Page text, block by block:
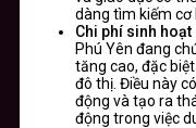
dàng tìm kiếm cơ
Chi phí sinh hoạt
Phú Yên đang
tăng cao, đặc
đô thị. Điều này
động và tạo ra
động trong việc